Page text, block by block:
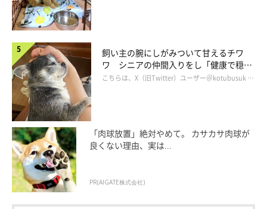
飼い主の腕にしがみついて甘えるチワ
ワ シニアの仲間入りをし「健康で穏や
かな暮らしが続いてほしい」と願う
こちらは、X（旧Twitter）ユーザー＠kotubusuk …
「肉球放置」絶対やめて。 カサカサ肉球が
良くない理由、実は...
PR(AIGATE株式会社)